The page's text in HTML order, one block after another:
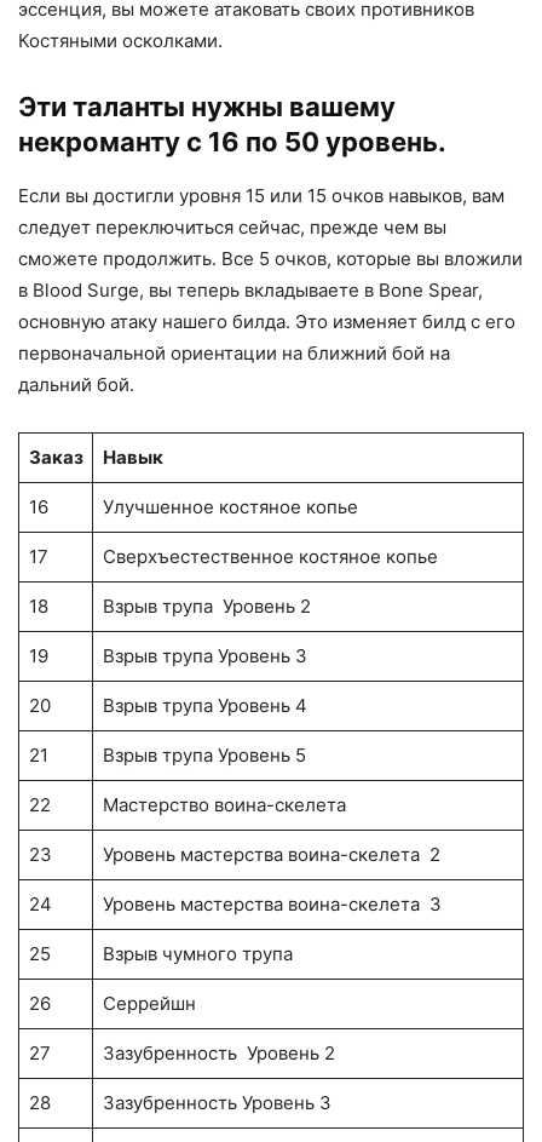
эссенция, вы можете атаковать своих противников
Костяными осколками.
Эти таланты нужны вашему
некроманту с 16 по 50 уровень.
Если вы достигли уровня 15 или 15 очков навыков, вам
следует переключиться сейчас, прежде чем вы
сможете продолжить. Все 5 очков, которые вы вложили
в Blood Surge, вы теперь вкладываете в Bone Spear,
основную атаку нашего билда. Это изменяет билд с его
первоначальной ориентации на ближний бой на
дальний бой.
Заказ Навык
16 Улучшенное костяное копье
17 Сверхъестественное костяное копье
18 Взрыв трупа Уровень 2
19 Взрыв трупа Уровень 3
20 Взрыв трупа Уровень 4
21 Взрыв трупа Уровень 5
22 Мастерство воина-скелета
23 Уровень мастерства воина-скелета 2
24 Уровень мастерства воина-скелета 3
25 Взрыв чумного трупа
26 Серрейшн
27 Зазубренность Уровень 2
28 Зазубренность Уровень 3